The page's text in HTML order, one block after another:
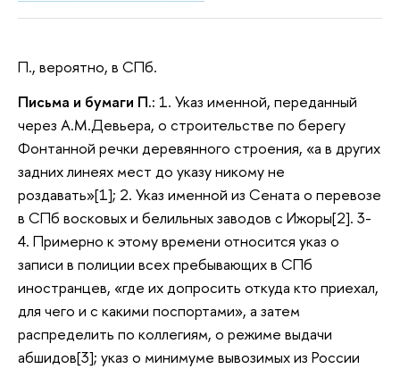
П., вероятно, в СПб.
Письма и бумаги П.: 1. Указ именной, переданный
через А.М.Девьера, о строительстве по берегу
Фонтанной речки деревянного строения, «а в других
задних линеях мест до указу никому не
роздавать»[1]; 2. Указ именной из Сената о перевозе
в СПб восковых и белильных заводов с Ижоры[2]. 3-
4. Примерно к этому времени относится указ о
записи в полиции всех пребывающих в СПб
иностранцев, «где их допросить откуда кто приехал,
для чего и с какими поспортами», а затем
распределить по коллегиям, о режиме выдачи
абшидов[3]; указ о минимуме вывозимых из России